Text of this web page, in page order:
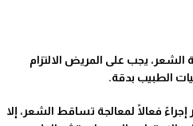
الشعر، يجب على المريض الالتزام
الطبيب بدقة.
فعالًا لمعالجة تساقط الشعر، إلا